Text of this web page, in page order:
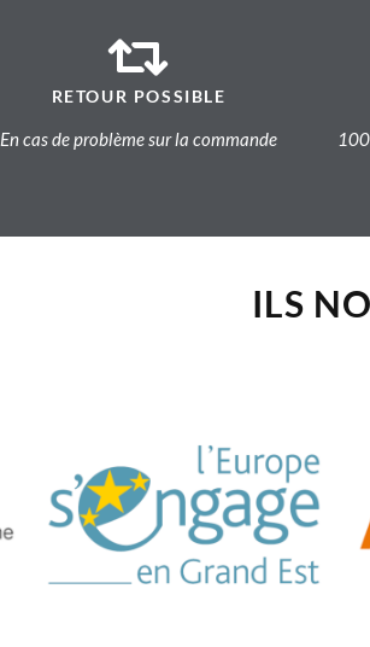
RETOUR POSSIBLE
En cas de problème sur la commande
ILS